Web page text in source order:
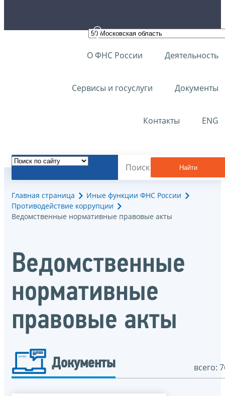
О ФНС России Деятельность
Сервисы и госуслуги Документы
Контакты ENG
Найти
Главная страница
Иные функции ФНС России
Противодействие коррупции
Ведомственные нормативные правовые акты
Ведомственные
нормативные
правовые акты
Документы всего: